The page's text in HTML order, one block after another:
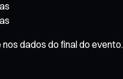
dados do final do evento.